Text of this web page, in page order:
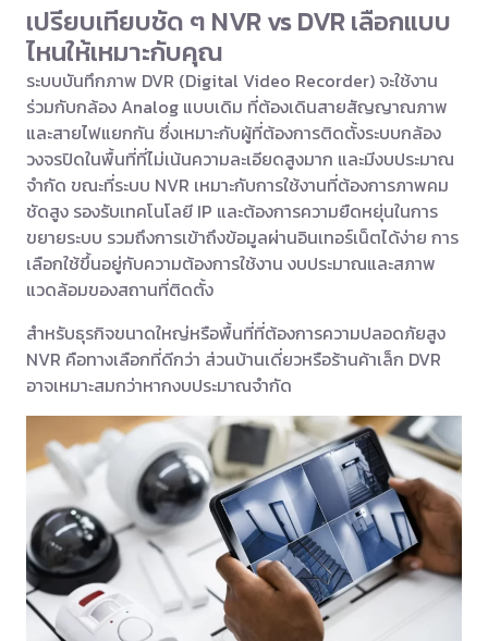
เปรียบเทียบชัด ๆ NVR vs DVR เลือกแบบ
ไหนให้เหมาะกับคุณ
ระบบบันทึกภาพ DVR (Digital Video Recorder) จะใช้งาน
ร่วมกับกล้อง Analog แบบเดิม ที่ต้องเดินสายสัญญาณภาพ
และสายไฟแยกกัน ซึ่งเหมาะกับผู้ที่ต้องการติดตั้งระบบกล้อง
วงจรปิดในพื้นที่ที่ไม่เน้นความละเอียดสูงมาก และมีงบประมาณ
จำกัด ขณะที่ระบบ NVR เหมาะกับการใช้งานที่ต้องการภาพคม
ชัดสูง รองรับเทคโนโลยี IP และต้องการความยืดหยุ่นในการ
ขยายระบบ รวมถึงการเข้าถึงข้อมูลผ่านอินเทอร์เน็ตได้ง่าย การ
เลือกใช้ขึ้นอยู่กับความต้องการใช้งาน งบประมาณและสภาพ
แวดล้อมของสถานที่ติดตั้ง
สำหรับธุรกิจขนาดใหญ่หรือพื้นที่ที่ต้องการความปลอดภัยสูง
NVR คือทางเลือกที่ดีกว่า ส่วนบ้านเดี่ยวหรือร้านค้าเล็ก DVR
อาจเหมาะสมกว่าหากงบประมาณจำกัด